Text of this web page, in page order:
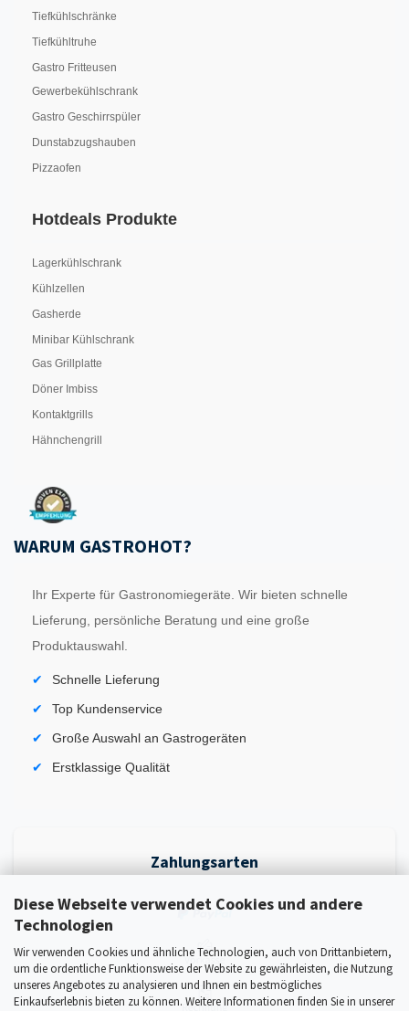
Diese Webseite verwendet Cookies und andere
Technologien
Wir verwenden Cookies und ähnliche Technologien, auch von Drittanbietern,
um die ordentliche Funktionsweise der Website zu gewährleisten, die Nutzung
unseres Angebotes zu analysieren und Ihnen ein bestmögliches
Einkaufserlebnis bieten zu können. Weitere Informationen finden Sie in unserer
Tiefkühlschränke
Tiefkühltruhe
Gastro Fritteusen
Gewerbekühlschrank
Gastro Geschirrspüler
Dunstabzugshauben
Pizzaofen
Hotdeals Produkte
Lagerkühlschrank
Kühlzellen
Gasherde
Minibar Kühlschrank
Gas Grillplatte
Döner Imbiss
Kontaktgrills
Hähnchengrill
WARUM GASTROHOT?
Ihr Experte für Gastronomiegeräte. Wir bieten schnelle
Lieferung, persönliche Beratung und eine große
Produktauswahl.
Schnelle Lieferung
Top Kundenservice
Große Auswahl an Gastrogeräten
Erstklassige Qualität
Zahlungsarten